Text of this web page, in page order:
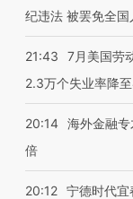
纪违法 被罢免全国
21:43
7月美国劳
2.3万个失业率降
20:14 海外金融
倍
20:12 宁德时代宜